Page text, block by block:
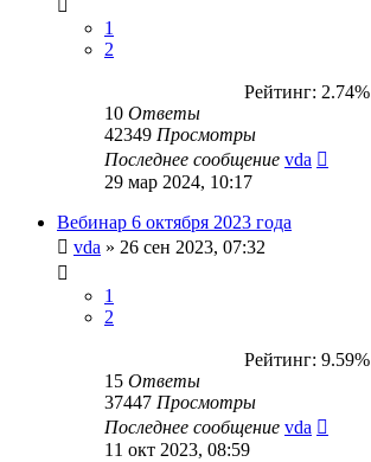
1
2
Рейтинг: 2.74%
10 Ответы
42349 Просмотры
Последнее сообщение vda
29 мар 2024, 10:17
Вебинар 6 октября 2023 года
vda » 26 сен 2023, 07:32
1
2
Рейтинг: 9.59%
15 Ответы
37447 Просмотры
Последнее сообщение vda
11 окт 2023, 08:59